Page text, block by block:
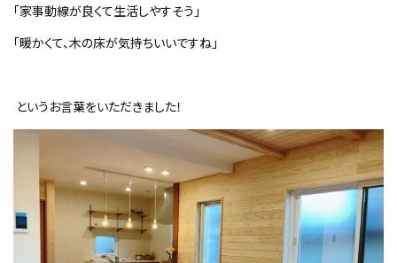
「家事動線が良くて生活しやすそう」
「暖かくて、木の床が気持ちいいですね」
というお言葉をいただきました！